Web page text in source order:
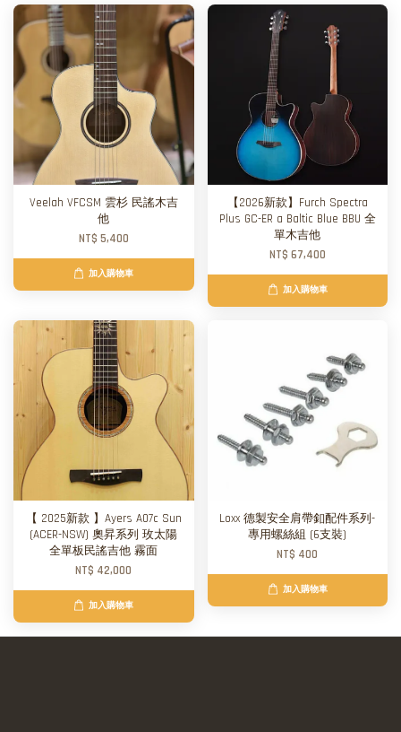
Veelah VFCSM 雲杉 民謠木吉
他
NT$ 5,400
加入購物車
【2026新款】Furch Spectra
Plus GC-ER a Baltic Blue BBU 全
單木吉他
NT$ 67,400
加入購物車
【 2025新款 】Ayers A07c Sun
(ACER-NSW) 奧昇系列 玫太陽
全單板民謠吉他 霧面
NT$ 42,000
加入購物車
Loxx 德製安全肩帶釦配件系列-
專用螺絲組 (6支裝)
NT$ 400
加入購物車